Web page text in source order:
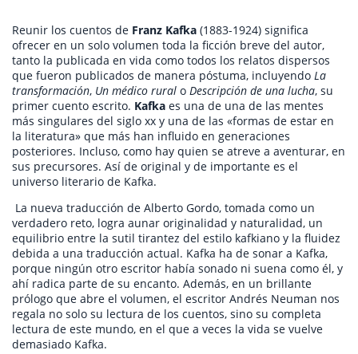
Reunir los cuentos de Franz Kafka (1883-1924) significa
ofrecer en un solo volumen toda la ficción breve del autor,
tanto la publicada en vida como todos los relatos dispersos
que fueron publicados de manera póstuma, incluyendo La
transformación, Un médico rural o Descripción de una lucha, su
primer cuento escrito. Kafka es una de una de las mentes
más singulares del siglo xx y una de las «formas de estar en
la literatura» que más han influido en generaciones
posteriores. Incluso, como hay quien se atreve a aventurar, en
sus precursores. Así de original y de importante es el
universo literario de Kafka.
La nueva traducción de Alberto Gordo, tomada como un
verdadero reto, logra aunar originalidad y naturalidad, un
equilibrio entre la sutil tirantez del estilo kafkiano y la fluidez
debida a una traducción actual. Kafka ha de sonar a Kafka,
porque ningún otro escritor había sonado ni suena como él, y
ahí radica parte de su encanto. Además, en un brillante
prólogo que abre el volumen, el escritor Andrés Neuman nos
regala no solo su lectura de los cuentos, sino su completa
lectura de este mundo, en el que a veces la vida se vuelve
demasiado Kafka.